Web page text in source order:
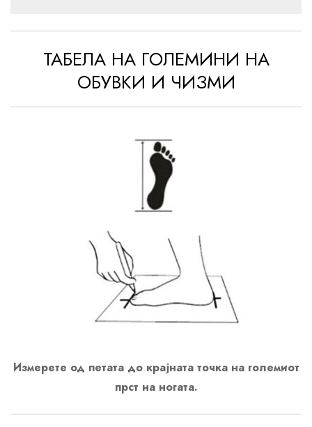
ТАБЕЛА НА ГОЛЕМИНИ НА
ОБУВКИ И ЧИЗМИ
Измерете од петата до крајната точка на големиот
прст на ногата.